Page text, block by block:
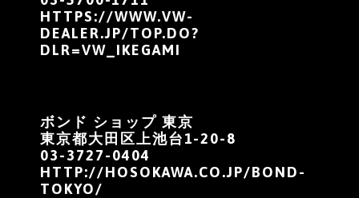
HTTPS://WWW.VW-
DEALER.JP/TOP.DO?
DLR=VW_IKEGAMI
ボンド ショップ 東京
東京都大田区上池台1-20-8
03-3727-0404
HTTP://HOSOKAWA.CO.JP/BOND-
TOKYO/